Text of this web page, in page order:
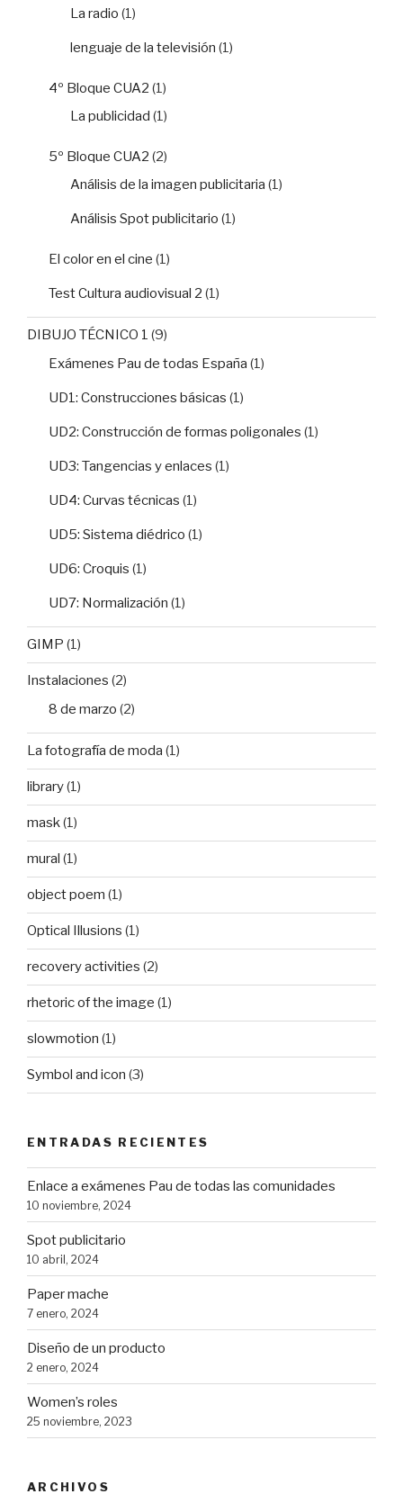
La radio (1)
lenguaje de la televisión (1)
4º Bloque CUA2 (1)
La publicidad (1)
5º Bloque CUA2 (2)
Análisis de la imagen publicitaria (1)
Análisis Spot publicitario (1)
El color en el cine (1)
Test Cultura audiovisual 2 (1)
DIBUJO TÉCNICO 1 (9)
Exámenes Pau de todas España (1)
UD1: Construcciones básicas (1)
UD2: Construcción de formas poligonales (1)
UD3: Tangencias y enlaces (1)
UD4: Curvas técnicas (1)
UD5: Sistema diédrico (1)
UD6: Croquis (1)
UD7: Normalización (1)
GIMP (1)
Instalaciones (2)
8 de marzo (2)
La fotografía de moda (1)
library(1)
mask(1)
mural (1)
object poem (1)
Optical Illusions (1)
recovery activities (2)
rhetoric of the image (1)
slowmotion (1)
Symbol and icon (3)
ENTRADAS RECIENTES
Enlace a exámenes Pau de todas las comunidades
10 noviembre, 2024
Spot publicitario
10 abril, 2024
Paper mache
7 enero, 2024
Diseño de un producto
2 enero, 2024
Women’s roles
25 noviembre, 2023
ARCHIVOS